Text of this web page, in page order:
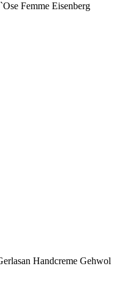
Femme Eisenberg
Handcreme Gehwol